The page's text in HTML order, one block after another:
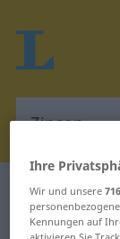
Deutsch-
Ihre
Wir und unsere
Kennungen auf
aktivieren Sie